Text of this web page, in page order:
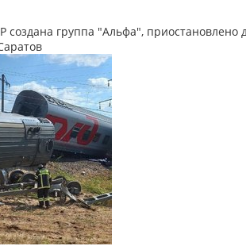
создана группа "Альфа", приостановлено